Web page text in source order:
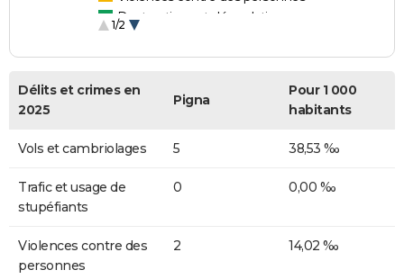
Destructions et dégradations
1/2
Délits et crimes en
2025
Pigna
Pour 1 000
habitants
Vols et cambriolages 5 38,53 ‰
Trafic et usage de
stupéfiants
0 0,00 ‰
Violences contre des
personnes
2 14,02 ‰